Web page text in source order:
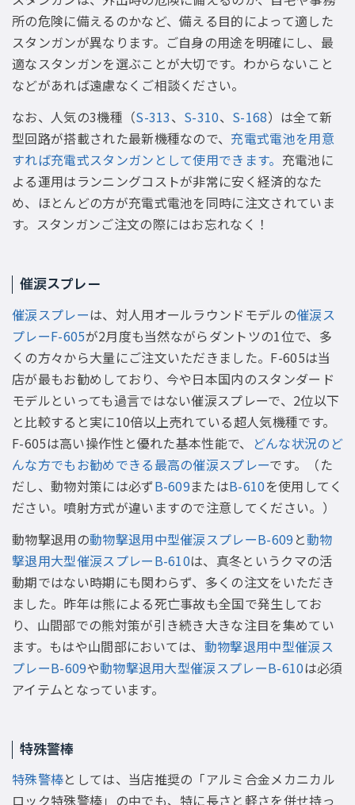
所の危険に備えるのかなど、備える目的によって適した
スタンガンが異なります。ご自身の用途を明確にし、最
適なスタンガンを選ぶことが大切です。わからないこと
などがあれば遠慮なくご相談ください。
なお、人気の3機種（S-313、 S-310、 S-168）は全て新
型回路が搭載された最新機種なので、 充電式電池を用意
すれば充電式スタンガンとして使用できます。 充電池に
よる運用はランニングコストが非常に安く経済的なた
め、ほとんどの方が充電式電池を同時に注文されていま
す。スタンガンご注文の際にはお忘れなく！
催涙スプレー
催涙スプレーは、対人用オールラウンドモデルの催涙ス
プレーF-605が2月度も当然ながらダントツの1位で、多
くの方々から大量にご注文いただきました。F-605は当
店が最もお勧めしており、今や日本国内のスタンダード
モデルといっても過言ではない催涙スプレーで、2位以下
と比較すると実に10倍以上売れている超人気機種です。
F-605は高い操作性と優れた基本性能で、
どんな状況のど
んな方でもお勧めできる最高の催涙スプレーです。（た
だし、動物対策には必ずB-609またはB-610を使用してく
ださい。噴射方式が違いますので注意してください。）
動物撃退用の動物撃退用中型催涙スプレーB-609と動物
撃退用大型催涙スプレーB-610は、真冬というクマの活
動期ではない時期にも関わらず、多くの注文をいただき
ました。昨年は熊による死亡事故も全国で発生してお
り、山間部での熊対策が引き続き大きな注目を集めてい
ます。もはや山間部においては、 動物撃退用中型催涙ス
プレーB-609や動物撃退用大型催涙スプレーB-610は必須
アイテムとなっています。
特殊警棒
特殊警棒としては、当店推奨の「アルミ合金メカニカル
ロック特殊警棒」の中でも、特に長さと軽さを併せ持っ